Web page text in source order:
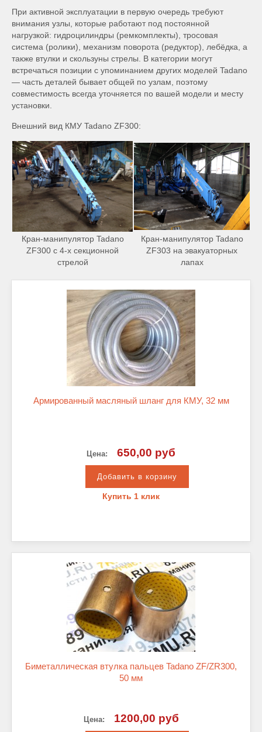
При активной эксплуатации в первую очередь требуют
внимания узлы, которые работают под постоянной
нагрузкой: гидроцилиндры (ремкомплекты), тросовая
система (ролики), механизм поворота (редуктор), лебёдка, а
также втулки и скользуны стрелы. В категории могут
встречаться позиции с упоминанием других моделей Tadano
— часть деталей бывает общей по узлам, поэтому
совместимость всегда уточняется по вашей модели и месту
установки.
Внешний вид КМУ Tadano ZF300:
Кран-манипулятор Tadano
ZF300 с 4-х секционной
стрелой
Кран-манипулятор Tadano
ZF303 на эвакуаторных
лапах
Армированный масляный шланг для КМУ, 32 мм
Цена: 650,00 руб
Купить 1 клик
Биметаллическая втулка пальцев Tadano ZF/ZR300,
50 мм
Цена: 1200,00 руб